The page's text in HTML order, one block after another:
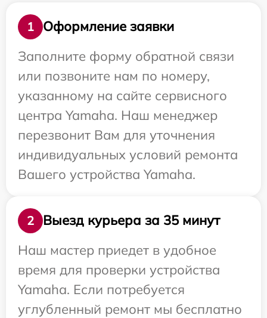
1
Оформление заявки
Заполните форму обратной связи
или позвоните нам по номеру,
указанному на сайте сервисного
центра Yamaha. Наш менеджер
перезвонит Вам для уточнения
индивидуальных условий ремонта
Вашего устройства Yamaha.
2
Выезд курьера за 35 минут
Наш мастер приедет в удобное
время для проверки устройства
Yamaha. Если потребуется
углубленный ремонт мы бесплатно